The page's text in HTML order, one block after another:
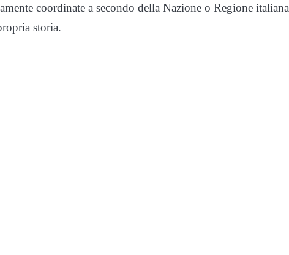
coordinate a secondo della Nazione o Regione italiana
storia.